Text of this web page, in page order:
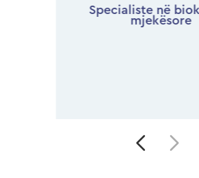
Specialiste në
mjekësore